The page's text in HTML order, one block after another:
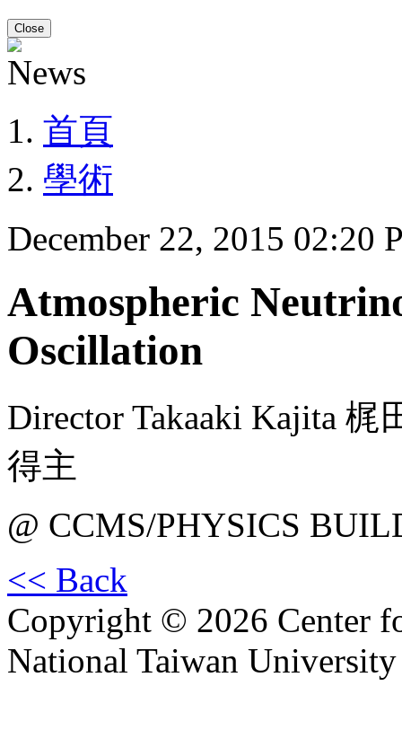
Close
首頁
學術
December 22, 2015 02:20
Atmospheric
Oscillation
Director Takaaki Kajita
得主
@ CCMS/PHYSICS
<< Back
Copyright © 2026 Center
National Taiwan University